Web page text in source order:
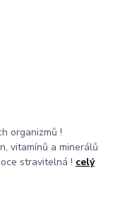
organizmů !
vitamínů a minerálů
stravitelná ! celý